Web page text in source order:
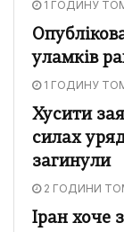
1 ГОДИНУ
уламків
1 ГОДИНУ
Хусити
силах
загинули
2 ГОДИНИ
Іран хоче